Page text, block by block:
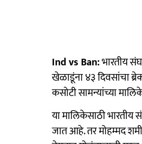
Ind vs Ban:भारतीय
खेळाडूंना ४३ दिवसांचा
कसोटी सामन्यांच्या
या मालिकेसाठी भारतीय
जात आहे. तर मोहम्मद